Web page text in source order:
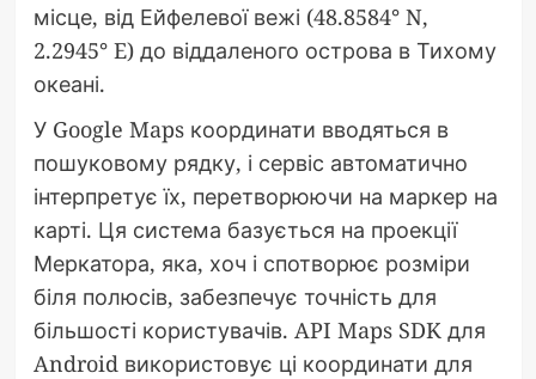
місце, від Ейфелевої вежі (48.8584° N,
2.2945° E) до віддаленого острова в Тихому
океані.
У Google Maps координати вводяться в
пошуковому рядку, і сервіс автоматично
інтерпретує їх, перетворюючи на маркер на
карті. Ця система базується на проекції
Меркатора, яка, хоч і спотворює розміри
біля полюсів, забезпечує точність для
більшості користувачів. API Maps SDK для
Android використовує ці координати для